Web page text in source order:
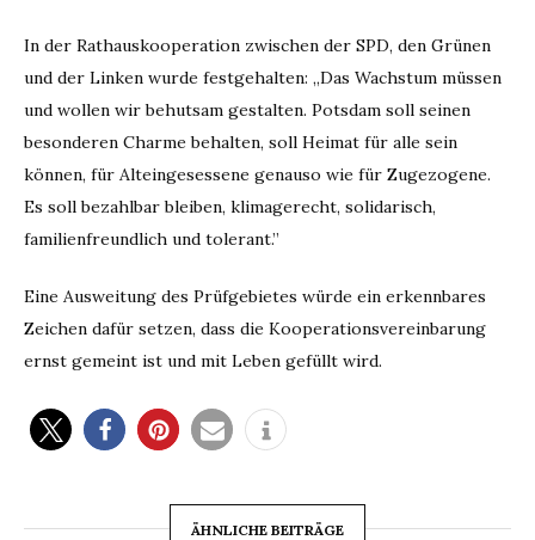
In der Rathauskooperation zwischen der SPD, den Grünen
und der Linken wurde festgehalten: „Das Wachstum müssen
und wollen wir behutsam gestalten. Potsdam soll seinen
besonderen Charme behalten, soll Heimat für alle sein
können, für Alteingesessene genauso wie für Zugezogene.
Es soll bezahlbar bleiben, klimagerecht, solidarisch,
familienfreundlich und tolerant.”
Eine Ausweitung des Prüfgebietes würde ein erkennbares
Zeichen dafür setzen, dass die Kooperationsvereinbarung
ernst gemeint ist und mit Leben gefüllt wird.
ÄHNLICHE BEITRÄGE